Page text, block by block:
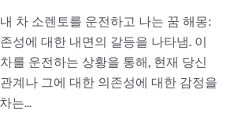
차 소렌토를 운전하고 나는 꿈 해몽:
성에 대한 내면의 갈등을 나타냄. 이
를 운전하는 상황을 통해, 현재 당신
계나 그에 대한 의존성에 대한 감정을
는...